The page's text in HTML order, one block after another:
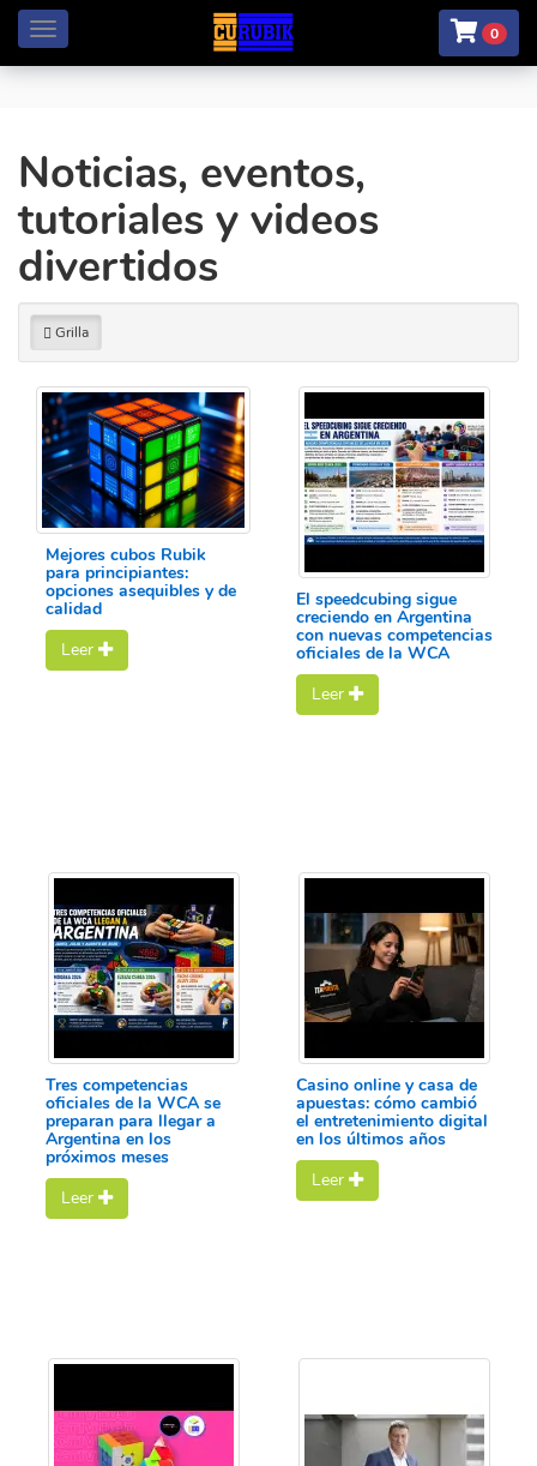
Menú 0
Noticias, eventos,
tutoriales y videos
divertidos
Grilla
Mejores cubos Rubik
para principiantes:
opciones asequibles y de
calidad
Leer
El speedcubing sigue
creciendo en Argentina
con nuevas competencias
oficiales de la WCA
Leer
Tres competencias
oficiales de la WCA se
preparan para llegar a
Argentina en los
próximos meses
Leer
Casino online y casa de
apuestas: cómo cambió
el entretenimiento digital
en los últimos años
Leer